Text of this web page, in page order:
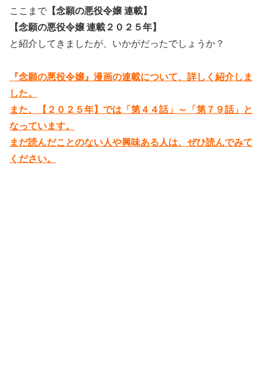
ここまで 【念願の悪役令嬢 連載】
【念願の悪役令嬢 連載２０２５年】
と紹介してきましたが、いかがだったでしょうか？
『念願の悪役令嬢』漫画の連載について、詳しく紹介しま
した。
また、【２０２５年】では「第４４話」～「第７９話」と
なっています。
まだ読んだことのない人や興味ある人は、ぜひ読んでみて
ください。